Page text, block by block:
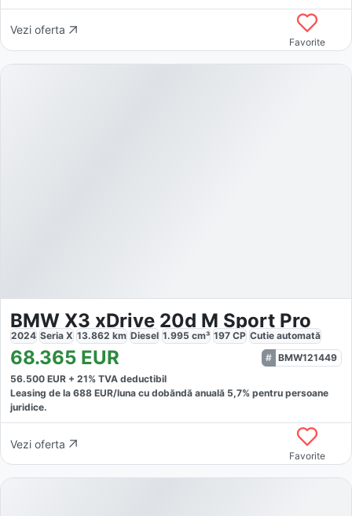
Vezi oferta
Favorite
BMW X3 xDrive 20d M Sport Pro
2024 Seria X 13.862 km Diesel 1.995 cm³ 197 CP Cutie automată
68.365 EUR
BMW121449
56.500 EUR + 21% TVA deductibil
Leasing de la 688 EUR/luna cu dobăndă anuală 5,7% pentru persoane
juridice.
Vezi oferta
Favorite